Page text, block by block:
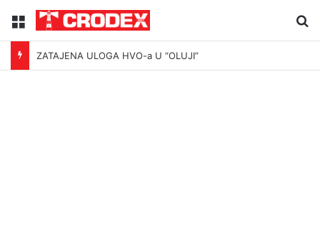
Menu
ZATAJENA ULOGA HVO-a U “OLUJI”